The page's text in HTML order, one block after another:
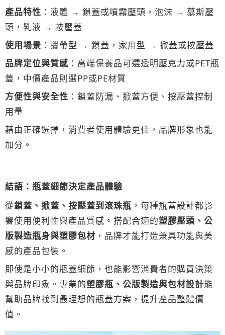
產品特性 ：液體 → 鎖蓋或噴霧壓頭，泡沫 → 慕斯壓
頭，乳液 → 按壓蓋
使用場景 ：攜帶型 → 鎖蓋，家用型 → 掀蓋或按壓蓋
品牌定位與質感 ：高端保養品可選透明壓克力或PET瓶
蓋，中價產品則選PP或PE材質
方便性與安全性 ：鎖蓋防漏、掀蓋方便、按壓蓋控制
用量
藉由正確選擇，消費者使用體驗更佳，品牌形象也能
加分。
結語：瓶蓋細節決定產品體驗
從鎖蓋、掀蓋、按壓蓋到滾珠瓶 ，每種瓶蓋設計都影
響使用便利性與產品質感。搭配合適的塑膠壓頭、公
版製造瓶身與塑膠包材 ，品牌才能打造兼具功能與美
感的產品包裝。
即使是小小的瓶蓋細節，也能影響消費者的購買決策
與品牌印象。專業的塑膠瓶、公版製造與包材設計能
幫助品牌找到最理想的瓶蓋方案，提升產品整體價
值。